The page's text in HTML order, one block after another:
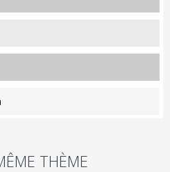
THÈME